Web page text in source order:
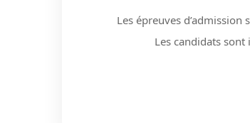
Les épreuves d’admission
Les candidats